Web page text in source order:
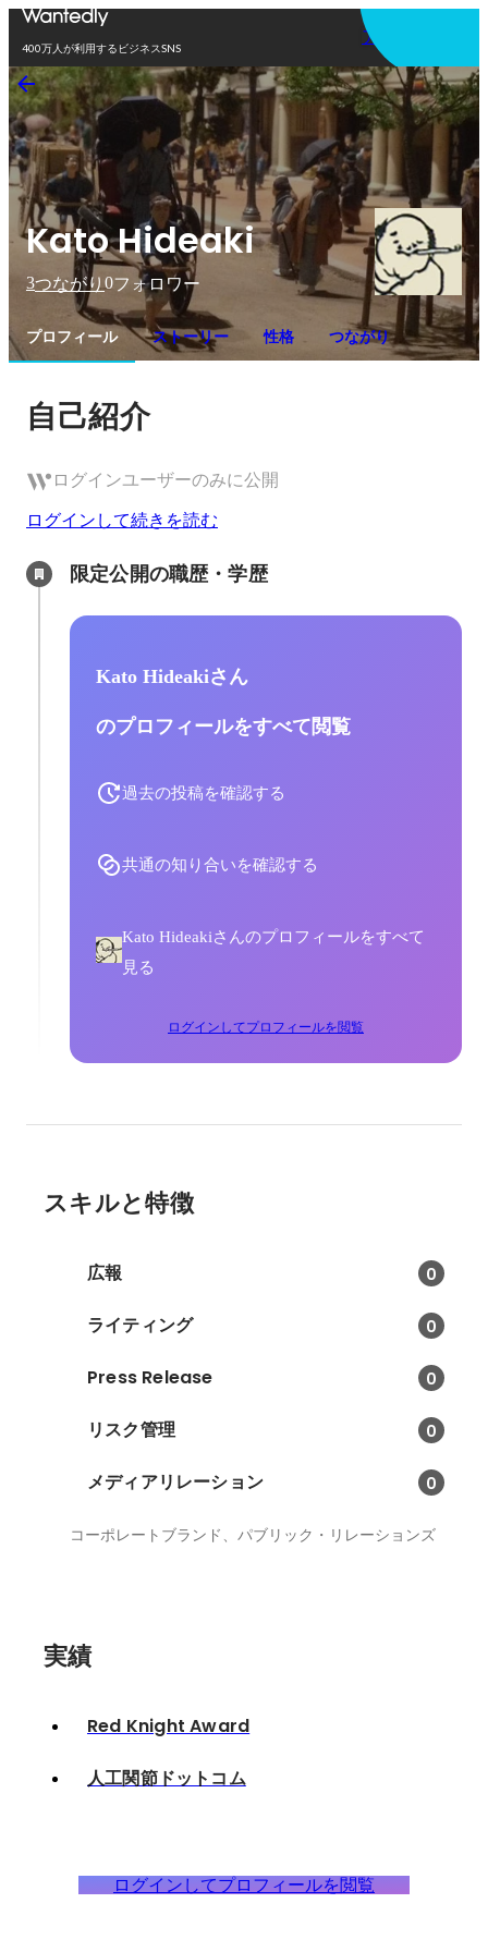
400万人が利用するビジネスSNS
アプリを使う
Kato Hideaki
3つながり0フォロワー
プロフィール ストーリー 性格 つながり
自己紹介
ログインユーザーのみに公開
ログインして続きを読む
限定公開の職歴・学歴
Kato Hideakiさん
のプロフィールをすべて閲覧
過去の投稿を確認する
共通の知り合いを確認する
Kato Hideakiさんのプロフィールをすべて
見る
ログインしてプロフィールを閲覧
スキルと特徴
広報 0
ライティング 0
Press Release 0
リスク管理 0
メディアリレーション 0
コーポレートブランド、パブリック・リレーションズ
実績
Red Knight Award
人工関節ドットコム
ログインしてプロフィールを閲覧